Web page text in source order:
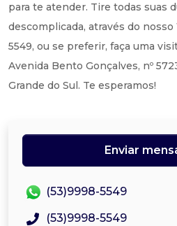
para te atender. Tire todas suas
descomplicada, através do
5549, ou se preferir, faça uma
Avenida Bento Gonçalves, nº
Grande do Sul. Te esperamos!
Enviar
(53)9998-5549
(53)9998-5549